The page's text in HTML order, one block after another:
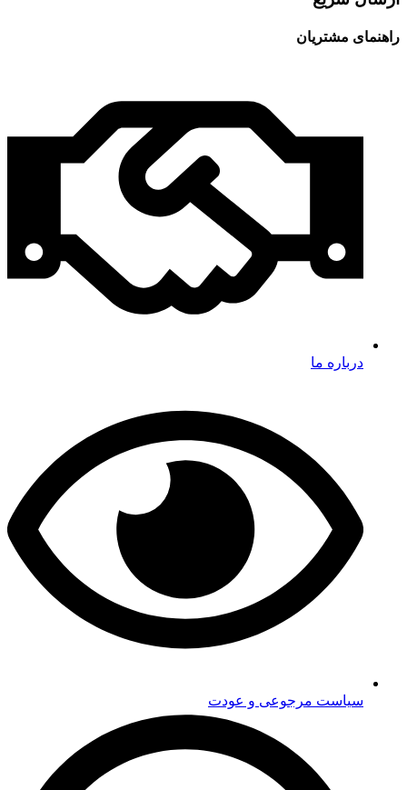
راهنمای مشتریان
درباره ما
سیاست مرجوعی و عودت